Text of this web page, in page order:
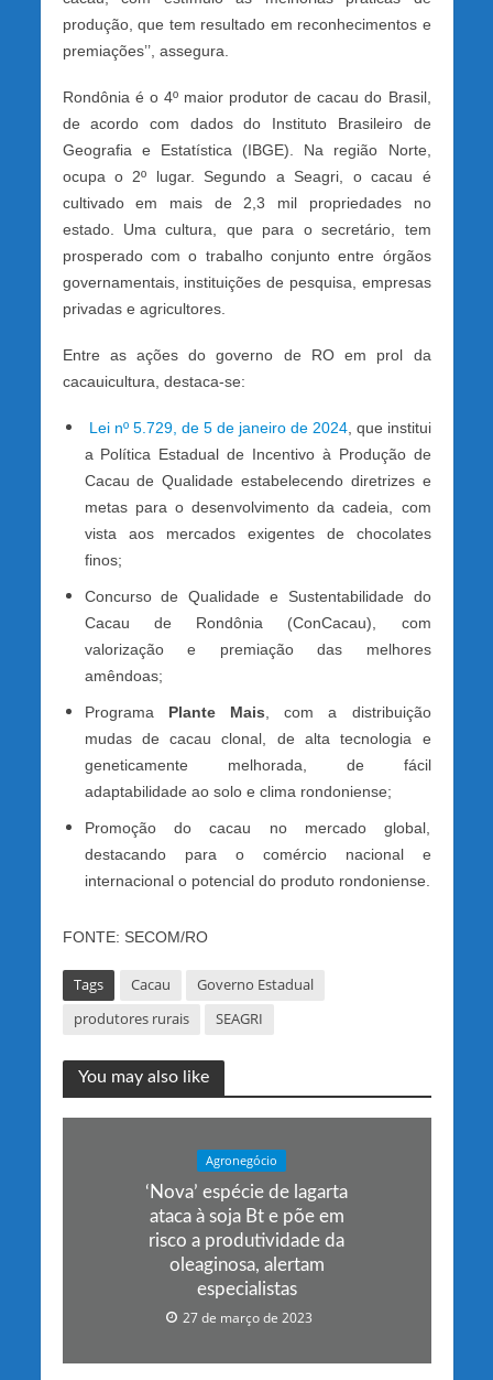
produção, que tem resultado em reconhecimentos e
premiações’’, assegura.
Rondônia é o 4º maior produtor de cacau do Brasil,
de acordo com dados do Instituto Brasileiro de
Geografia e Estatística (IBGE). Na região Norte,
ocupa o 2º lugar. Segundo a Seagri, o cacau é
cultivado em mais de 2,3 mil propriedades no
estado. Uma cultura, que para o secretário, tem
prosperado com o trabalho conjunto entre órgãos
governamentais, instituições de pesquisa, empresas
privadas e agricultores.
Entre as ações do governo de RO em prol da
cacauicultura, destaca-se:
Lei nº 5.729, de 5 de janeiro de 2024, que institui
a Política Estadual de Incentivo à Produção de
Cacau de Qualidade estabelecendo diretrizes e
metas para o desenvolvimento da cadeia, com
vista aos mercados exigentes de chocolates
finos;
Concurso de Qualidade e Sustentabilidade do
Cacau de Rondônia (ConCacau), com
valorização e premiação das melhores
amêndoas;
Programa Plante Mais , com a distribuição
mudas de cacau clonal, de alta tecnologia e
geneticamente melhorada, de fácil
adaptabilidade ao solo e clima rondoniense;
Promoção do cacau no mercado global,
destacando para o comércio nacional e
internacional o potencial do produto rondoniense.
FONTE: SECOM/RO
Tags Cacau
Governo Estadual
produtores rurais
SEAGRI
You may also like
Agronegócio
‘Nova’ espécie de lagarta
ataca à soja Bt e põe em
risco a produtividade da
oleaginosa, alertam
especialistas
27 de março de 2023